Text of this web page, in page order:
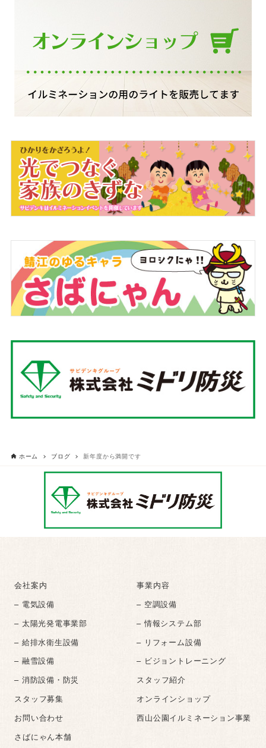
ホーム ブログ 新年度から満開です
会社案内
事業内容
– 電気設備
– 空調設備
– 太陽光発電事業部
– 情報システム部
– 給排水衛生設備
– リフォーム設備
– 融雪設備
– ビジョントレーニング
– 消防設備・防災
スタッフ紹介
スタッフ募集
オンラインショップ
お問い合わせ
西山公園イルミネーション事業
さばにゃん本舗